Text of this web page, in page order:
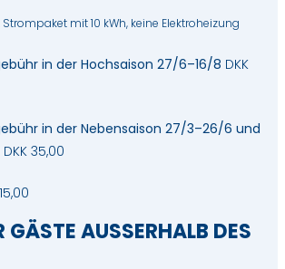
Strompaket mit 10 kWh, keine Elektroheizung
in der Hochsaison 27/6–16/8 DKK
in der Nebensaison 27/3–26/6 und
DKK 35,00
GÄSTE AUSSERHALB DES P